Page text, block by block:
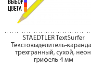
STAEDTLER TextSurfer
Текстовыделитель-
трехгранный, сухой,
грифель 4 мм